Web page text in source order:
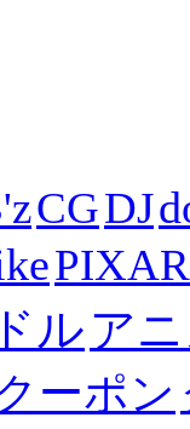
CGDJ
PIXAR
ルアニ
ーポン